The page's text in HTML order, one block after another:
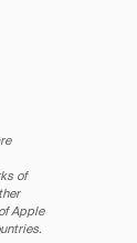
of
Apple